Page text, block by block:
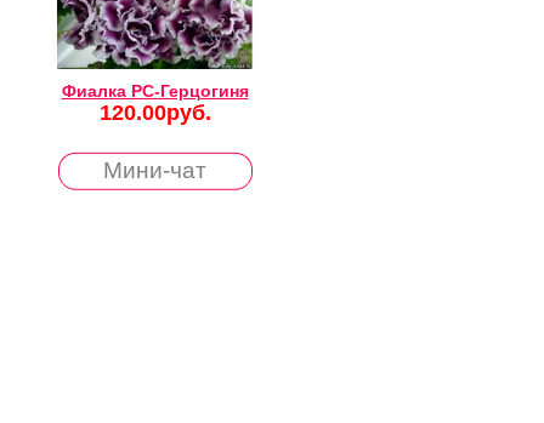
Фиалка РС-Герцогиня
120.00руб.
Мини-чат